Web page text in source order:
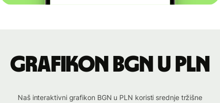
Grafikon BGN u PLN
Naš interaktivni grafikon BGN u PLN koristi srednje tržišne